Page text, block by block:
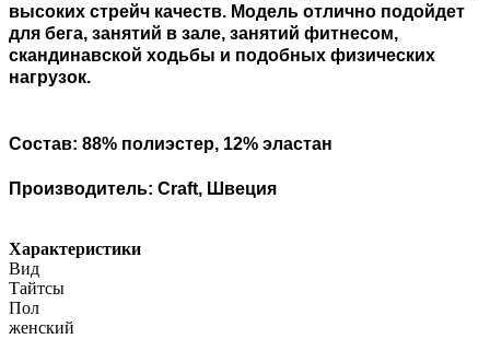
высоких стрейч качеств. Модель отлично подойдет
для бега, занятий в зале, занятий фитнесом,
скандинавской ходьбы и подобных физических
нагрузок.
Состав: 88% полиэстер, 12% эластан
Производитель: Craft, Швеция
Характеристики
Вид
Тайтсы
Пол
женский